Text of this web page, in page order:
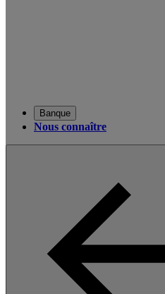
Banque
Nous connaître